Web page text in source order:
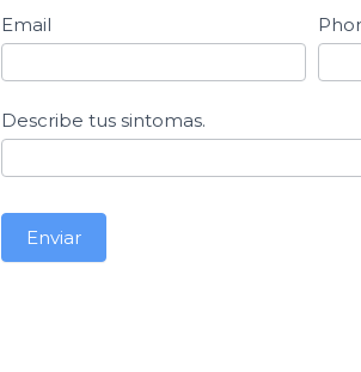
Email
Describe tus sintomas.
Enviar